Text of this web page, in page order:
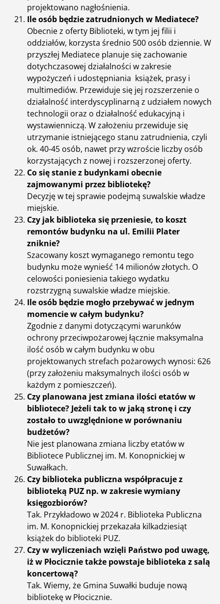
projektowano nagłośnienia.
Ile osób będzie zatrudnionych w Mediatece?
Obecnie z oferty Biblioteki, w tym jej filii i
oddziałów, korzysta średnio 500 osób dziennie. W
przyszłej Mediatece planuje się zachowanie
dotychczasowej działalności w zakresie
wypożyczeń i udostępniania książek, prasy i
multimediów. Przewiduje się jej rozszerzenie o
działalność interdyscyplinarną z udziałem nowych
technologii oraz o działalność edukacyjną i
wystawienniczą. W założeniu przewiduje się
utrzymanie istniejącego stanu zatrudnienia, czyli
ok. 40-45 osób, nawet przy wzroście liczby osób
korzystających z nowej i rozszerzonej oferty.
Co się stanie z budynkami obecnie
zajmowanymi przez bibliotekę?
Decyzję w tej sprawie podejmą suwalskie władze
miejskie.
Czy jak biblioteka się przeniesie, to koszt
remontów budynku na ul. Emilii Plater
zniknie?
Szacowany koszt wymaganego remontu tego
budynku może wynieść 14 milionów złotych. O
celowości poniesienia takiego wydatku
rozstrzygną suwalskie władze miejskie.
Ile osób będzie mogło przebywać w jednym
momencie w całym budynku?
Zgodnie z danymi dotyczącymi warunków
ochrony przeciwpożarowej łącznie maksymalna
ilość osób w całym budynku w obu
projektowanych strefach pożarowych wynosi: 626
(przy założeniu maksymalnych ilości osób w
każdym z pomieszczeń).
Czy planowana jest zmiana ilości etatów w
bibliotece? Jeżeli tak to w jaką stronę i czy
zostało to uwzględnione w porównaniu
budżetów?
Nie jest planowana zmiana liczby etatów w
Bibliotece Publicznej im. M. Konopnickiej w
Suwałkach.
Czy biblioteka publiczna współpracuje z
biblioteką PUZ np. w zakresie wymiany
księgozbiorów?
Tak. Przykładowo w 2024 r. Biblioteka Publiczna
im. M. Konopnickiej przekazała kilkadziesiąt
książek do biblioteki PUZ.
Czy w wyliczeniach wzięli Państwo pod uwagę,
iż w Płocicznie także powstaje biblioteka z salą
koncertową?
Tak. Wiemy, że Gmina Suwałki buduje nową
bibliotekę w Płocicznie.